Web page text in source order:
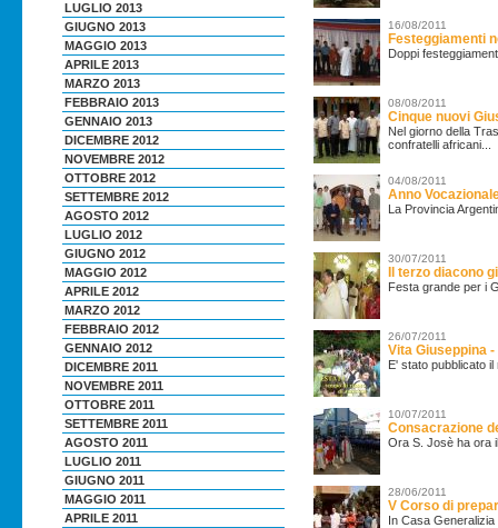
LUGLIO 2013
GIUGNO 2013
MAGGIO 2013
APRILE 2013
MARZO 2013
FEBBRAIO 2013
GENNAIO 2013
DICEMBRE 2012
NOVEMBRE 2012
OTTOBRE 2012
SETTEMBRE 2012
AGOSTO 2012
LUGLIO 2012
GIUGNO 2012
MAGGIO 2012
APRILE 2012
MARZO 2012
FEBBRAIO 2012
GENNAIO 2012
DICEMBRE 2011
NOVEMBRE 2011
OTTOBRE 2011
SETTEMBRE 2011
AGOSTO 2011
LUGLIO 2011
GIUGNO 2011
MAGGIO 2011
APRILE 2011
16/08/2011
Festeggiamenti
Doppi
08/08/2011
Cinque nuovi
Nel giorno della
confratelli africani...
04/08/2011
Anno
La Provincia
30/07/2011
Il terzo diacono
Festa grande per i
26/07/2011
Vita Giuseppina -
E' stato pubblicato
10/07/2011
Consacrazione
Ora S. Josè ha ora
28/06/2011
V Corso di
In Casa